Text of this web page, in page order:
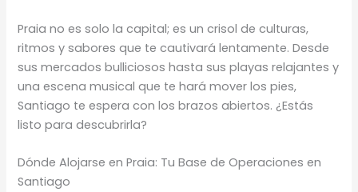
Praia no es solo la capital; es un crisol de culturas,
ritmos y sabores que te cautivará lentamente. Desde
sus mercados bulliciosos hasta sus playas relajantes y
una escena musical que te hará mover los pies,
Santiago te espera con los brazos abiertos. ¿Estás
listo para descubrirla?
Dónde Alojarse en Praia: Tu Base de Operaciones en
Santiago